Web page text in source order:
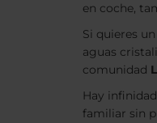
en coche,
Si quieres
aguas
comunidad
Hay
familiar sin